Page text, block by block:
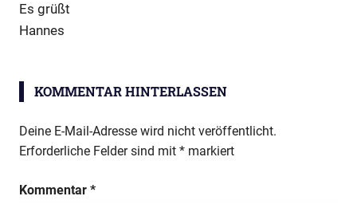
Es grüßt
Hannes
KOMMENTAR HINTERLASSEN
Deine E-Mail-Adresse wird nicht veröffentlicht.
Erforderliche Felder sind mit * markiert
Kommentar *